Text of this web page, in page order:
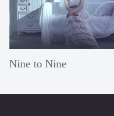
Nine to Nine